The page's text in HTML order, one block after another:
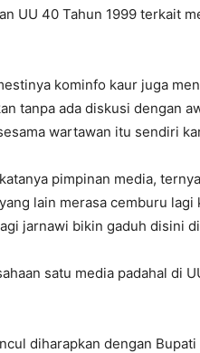
UU 40 Tahun 1999 terkait
kominfo kaur juga
tanpa ada diskusi dengan
wartawan itu sendiri
pimpinan media,
lain merasa cemburu lagi
jarnawi bikin gaduh disini
satu media padahal di
diharapkan dengan